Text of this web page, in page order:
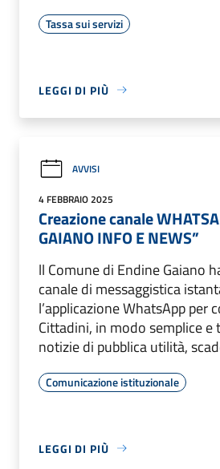
Tassa sui servizi
LEGGI DI PIÙ
AVVISI
4 FEBBRAIO 2025
Creazione canale
GAIANO INFO E NEWS”
ll Comune di Endine Gaiano
canale di messaggistica
l’applicazione WhatsApp per
Cittadini, in modo semplice e
notizie di pubblica utilità,
Comunicazione istituzionale
LEGGI DI PIÙ